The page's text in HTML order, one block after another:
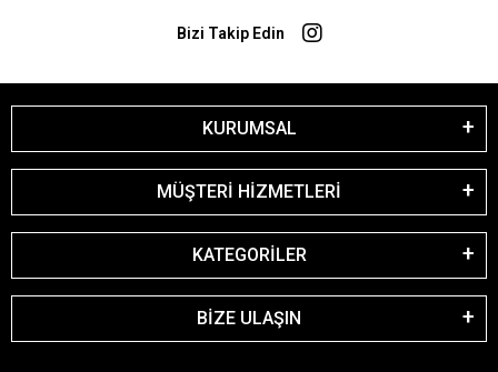
Bizi Takip Edin
KURUMSAL
MÜŞTERİ HİZMETLERİ
KATEGORİLER
BİZE ULAŞIN